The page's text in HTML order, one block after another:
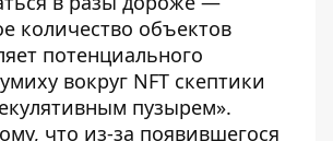
количество объектов
потенциального
вокруг NFT скептики
пузырем».
что из-за появившегося